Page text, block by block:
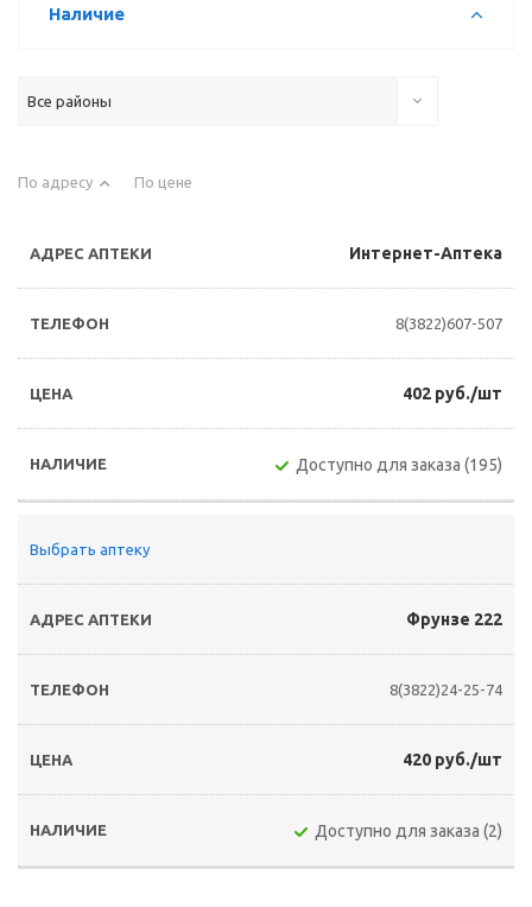
Наличие
Все районы
По адресу По цене
Интернет-Аптека
8(3822)607-507
402 руб./шт
Доступно для заказа (195)
Выбрать аптеку
Фрунзе 222
8(3822)24-25-74
420 руб./шт
Доступно для заказа (2)